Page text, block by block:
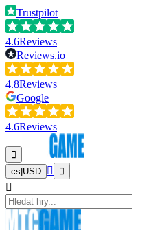
Trustpilot
4.6Reviews
Reviews.io
4.8Reviews
Google
4.6Reviews
cs USD